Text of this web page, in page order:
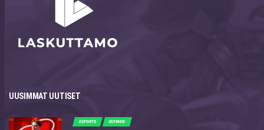
UUSIMMAT UUTISET
ESPORTS UUTINEN